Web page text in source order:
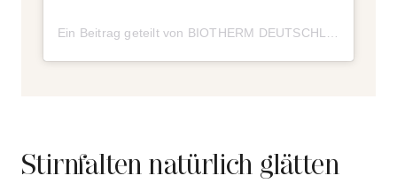
Stirnfalten natürlich glätten